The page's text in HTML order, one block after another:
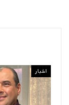
اخبار